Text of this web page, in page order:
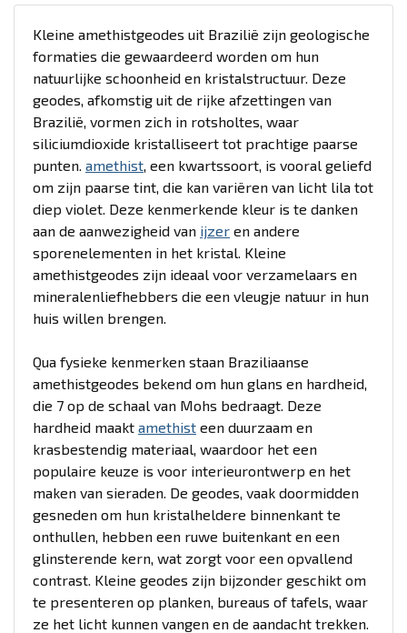
Kleine amethistgeodes uit Brazilië zijn geologische
formaties die gewaardeerd worden om hun
natuurlijke schoonheid en kristalstructuur. Deze
geodes, afkomstig uit de rijke afzettingen van
Brazilië, vormen zich in rotsholtes, waar
siliciumdioxide kristalliseert tot prachtige paarse
punten. amethist, een kwartssoort, is vooral geliefd
om zijn paarse tint, die kan variëren van licht lila tot
diep violet. Deze kenmerkende kleur is te danken
aan de aanwezigheid van ijzer en andere
sporenelementen in het kristal. Kleine
amethistgeodes zijn ideaal voor verzamelaars en
mineralenliefhebbers die een vleugje natuur in hun
huis willen brengen.
Qua fysieke kenmerken staan Braziliaanse
amethistgeodes bekend om hun glans en hardheid,
die 7 op de schaal van Mohs bedraagt. Deze
hardheid maakt amethist een duurzaam en
krasbestendig materiaal, waardoor het een
populaire keuze is voor interieurontwerp en het
maken van sieraden. De geodes, vaak doormidden
gesneden om hun kristalheldere binnenkant te
onthullen, hebben een ruwe buitenkant en een
glinsterende kern, wat zorgt voor een opvallend
contrast. Kleine geodes zijn bijzonder geschikt om
te presenteren op planken, bureaus of tafels, waar
ze het licht kunnen vangen en de aandacht trekken.